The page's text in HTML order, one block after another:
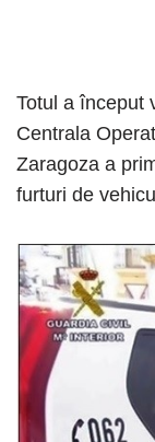
Totul a început
Centrala
Zaragoza a
furturi de